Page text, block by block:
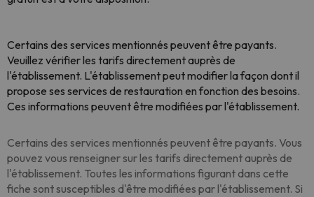
Certains des services mentionnés peuvent être payants.
Veuillez vérifier les tarifs directement auprès de
l'établissement. L'établissement peut modifier la façon dont il
propose ses services de restauration en fonction des besoins.
Ces informations peuvent être modifiées par l'établissement.
Certains des services mentionnés peuvent être payants. Vous
pouvez vous renseigner sur les tarifs directement auprès de
l'établissement. Toutes les informations figurant dans cette
fiche sont susceptibles d'être modifiées par l'établissement. Si